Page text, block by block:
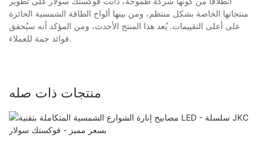
منتجاتها الخاصة بشكل منتظم، ومن بينها ألواح الطاقة الشمسية الحائزة
على أعلى التقييمات. يُعد هذا المنتج الأحدث، ومن المؤكد أنه سيُحقق
فوائد جمة للعملاء.
منتجات ذات صله